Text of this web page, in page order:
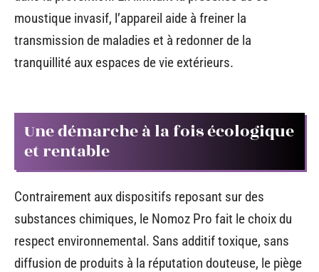
moustique invasif, l’appareil aide à freiner la
transmission de maladies et à redonner de la
tranquillité aux espaces de vie extérieurs.
Une démarche à la fois écologique
et rentable
Contrairement aux dispositifs reposant sur des
substances chimiques, le Nomoz Pro fait le choix du
respect environnemental. Sans additif toxique, sans
diffusion de produits à la réputation douteuse, le piège